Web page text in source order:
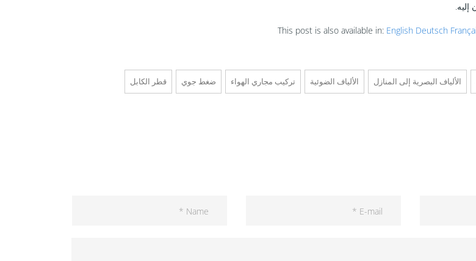
This post is also available in: English Deutsch
الألياف البصرية إلى المنازل الألياف الضوئية تركيب مجاري الهواء ضغط جوي قطر الكابل